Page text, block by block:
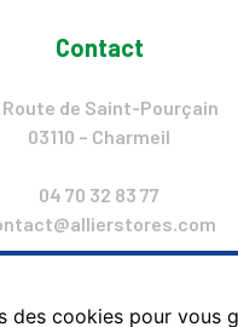
Contact
Route de Saint-Pourçain
03110 – Charmeil
04 70 32 83 77
– Ven. : 9h – 12H & 14h – 18h
des cookies pour vous